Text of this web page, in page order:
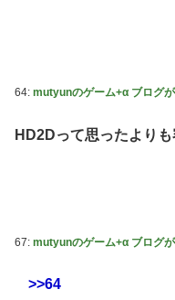
64: mutyunのゲーム+α ブログが
HD2Dって思ったより
67: mutyunのゲーム+α ブログが
>>64